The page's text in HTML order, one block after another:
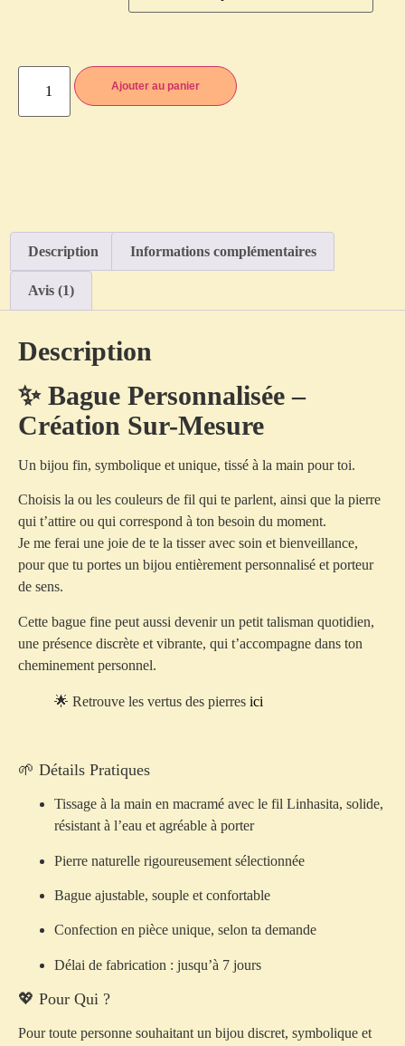
Ajouter au panier
Description Informations complémentaires
Avis (1)
Description
✨ Bague Personnalisée –
Création Sur-Mesure
Un bijou fin, symbolique et unique, tissé à la main pour toi.
Choisis la ou les couleurs de fil qui te parlent, ainsi que la pierre
qui t’attire ou qui correspond à ton besoin du moment.
Je me ferai une joie de te la tisser avec soin et bienveillance,
pour que tu portes un bijou entièrement personnalisé et porteur
de sens.
Cette bague fine peut aussi devenir un petit talisman quotidien,
une présence discrète et vibrante, qui t’accompagne dans ton
cheminement personnel.
🌟 Retrouve les vertus des pierres ici
🌱 Détails Pratiques
Tissage à la main en macramé avec le fil Linhasita, solide,
résistant à l’eau et agréable à porter
Pierre naturelle rigoureusement sélectionnée
Bague ajustable, souple et confortable
Confection en pièce unique, selon ta demande
Délai de fabrication : jusqu’à 7 jours
💖 Pour Qui ?
Pour toute personne souhaitant un bijou discret, symbolique et